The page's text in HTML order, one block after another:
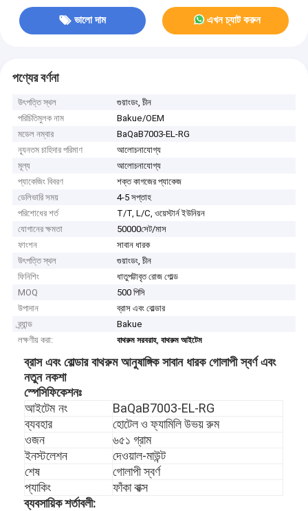
ভালো দাম এখন চ্যাট করুন
পণ্যের বর্ণনা
উৎপত্তি স্থল
গুয়াংডং, চীন
পরিচিতিমুলক নাম
Bakue/OEM
মডেল নম্বার
BaQaB7003-EL-RG
ন্যূনতম চাহিদার পরিমাণ
আলোচনাযোগ্য
মূল্য
আলোচনাযোগ্য
প্যাকেজিং বিবরণ
শক্ত কাগজের প্যাকেজ
ডেলিভারি সময়
4-5 সপ্তাহ
পরিশোধের শর্ত
T/T, L/C, ওয়েস্টার্ন ইউনিয়ন
যোগানের ক্ষমতা
50000সেট/মাস
ফাংশন
সাবান ধারক
উৎপত্তি স্থল
গুয়াংডং, চীন
ফিনিশিং
ধাতুপট্টাবৃত রোজ গোল্ড
MOQ
500 পিসি
উপাদান
ব্রাস এবং বোল্ডার
ব্র্যান্ড
Bakue
লক্ষণীয় করা:
বাথরুম সরবরাহ,বাথরুম আইটেম
ব্রাস এবং বোল্ডার বাথরুম আনুষাঙ্গিক সাবান ধারক গোলাপী স্বর্ণ এবং
নতুন নকশা
স্পেসিফিকেশনঃ
আইটেম নং
BaQaB7003-EL-RG
ব্যবহার
হোটেল ও ফ্যামিলি উভয় রুম
ওজন
৬৫১ গ্রাম
ইনস্টলেশন
দেওয়াল-মাউন্ট
শেষ
গোলাপী স্বর্ণ
প্যাকিং
ফাঁকা বাক্স
ব্যবসায়িক শর্তাবলী: